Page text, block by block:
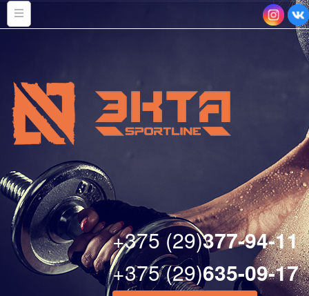
+375 (29)377-94-11
+375 (29)635-09-17